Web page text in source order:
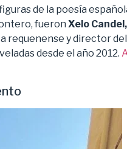
de la poesía
fueron Xelo
requenense y director
desde el año 2012.